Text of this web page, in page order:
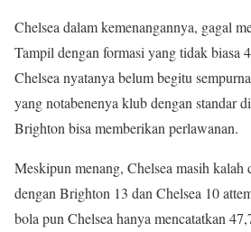
Chelsea dalam kemenangannya, gagal
Tampil dengan formasi yang tidak biasa
Chelsea nyatanya belum begitu
yang notabenenya klub dengan standar
Brighton bisa memberikan perlawanan.
Meskipun menang, Chelsea masih kalah
dengan Brighton 13 dan Chelsea 10
bola pun Chelsea hanya mencatatkan